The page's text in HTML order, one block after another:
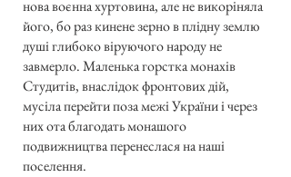
нова воєнна хуртовина, але не викоріняла
його, бо раз кинене зерно в плідну землю
душі глибоко віруючого народу не
завмерло. Маленька горстка монахів
Студитів, внаслідок фронтових дій,
мусіла перейти поза межі України і через
них ота благодать монашого
подвижництва перенеслася на наші
поселення.